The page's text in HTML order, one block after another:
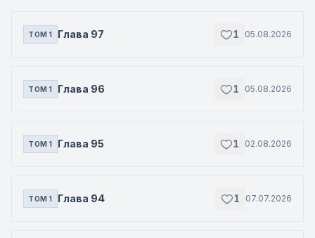
ТОМ 1 Глава 97 1 05.08.2026
ТОМ 1 Глава 96 1 05.08.2026
ТОМ 1 Глава 95 1 02.08.2026
ТОМ 1 Глава 94 1 07.07.2026